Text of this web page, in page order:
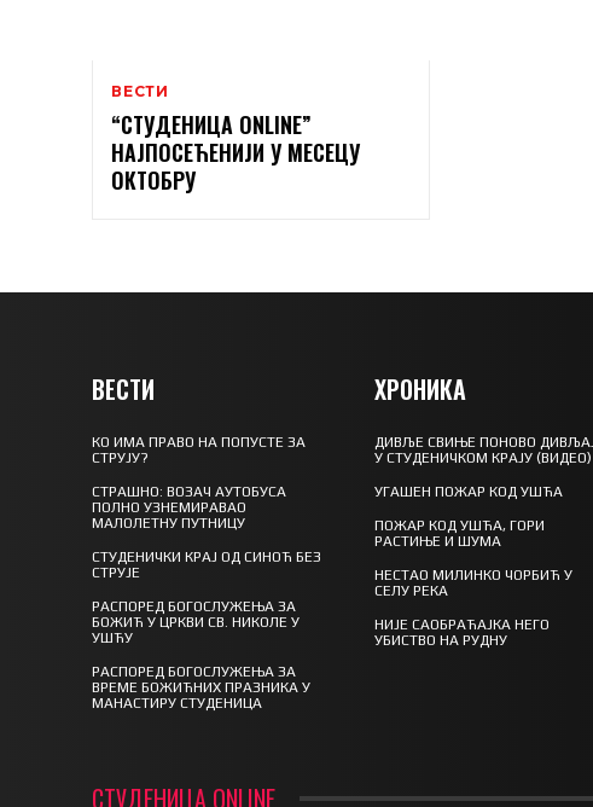
ВЕСТИ
“СТУДЕНИЦА ONLINE”
НАЈПОСЕЋЕНИЈИ У МЕСЕЦУ
ОКТОБРУ
ВЕСТИ
КО ИМА ПРАВО НА ПОПУСТЕ ЗА
СТРУЈУ?
СТРАШНО: ВОЗАЧ АУТОБУСА
ПОЛНО УЗНЕМИРАВАО
МАЛОЛЕТНУ ПУТНИЦУ
СТУДЕНИЧКИ КРАЈ ОД СИНОЋ БЕЗ
СТРУЈЕ
РАСПОРЕД БОГОСЛУЖЕЊА ЗА
БОЖИЋ У ЦРКВИ СВ. НИКОЛЕ У
УШЋУ
РАСПОРЕД БОГОСЛУЖЕЊА ЗА
ВРЕМЕ БОЖИЋНИХ ПРАЗНИКА У
МАНАСТИРУ СТУДЕНИЦА
ХРОНИКА
ДИВЉЕ СВИЊЕ ПОНОВО
У СТУДЕНИЧКОМ КРАЈУ (ВИДЕО)
УГАШЕН ПОЖАР КОД УШЋА
ПОЖАР КОД УШЋА, ГОРИ
РАСТИЊЕ И ШУМА
НЕСТАО МИЛИНКО ЧОРБИЋ У
СЕЛУ РЕКА
НИЈЕ САОБРАЋАЈКА НЕГО
УБИСТВО НА РУДНУ
СТУДЕНИЦА ONLINE